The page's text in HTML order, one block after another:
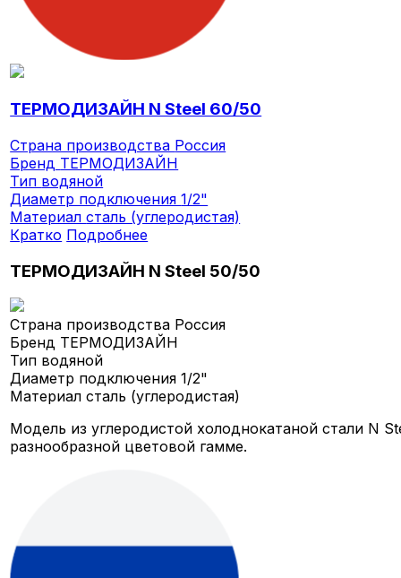
ТЕРМОДИЗАЙН N Steel 60/50
Страна производства Россия
Бренд ТЕРМОДИЗАЙН
Тип водяной
Диаметр подключения1/2"
Материалсталь (углеродистая)
Кратко Подробнее
ТЕРМОДИЗАЙН N Steel 50/50
Страна производства Россия
Бренд ТЕРМОДИЗАЙН
Тип водяной
Диаметр подключения1/2"
Материалсталь (углеродистая)
Модель из углеродистой холоднокатаной стали N
разнообразной цветовой гамме.